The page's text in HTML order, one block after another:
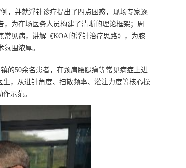
，并就浮针诊疗提出了四点困惑，现场专家逐
为在场医务人员构建了清晰的理论框架；周
常见病，讲解《KOA的浮针治疗思路》，为膝
围浓厚。
的50余名患者，在颈肩腰腿痛等常见病症上进
，从进针角度、扫散频率、灌注力度等核心操
示范。